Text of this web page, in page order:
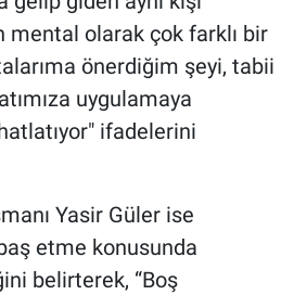
mental olarak çok farklı bir
önerdiğim şeyi, tabii
uygulamaya
ifadelerini
Yasir Güler ise
etme konusunda
belirterek, “Boş